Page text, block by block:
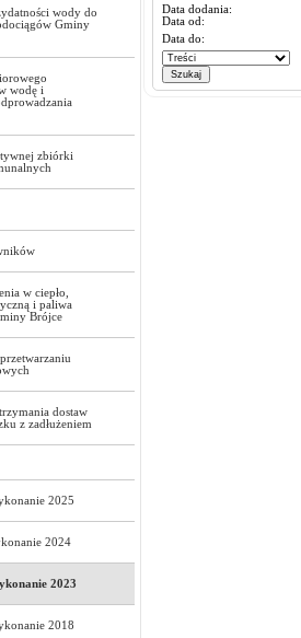
wody do
Gminy
wodę i
zbiórki
w ciepło,
i paliwa
Brójce
dostaw
z zadłużeniem
2025
2024
2023
2018
Data dodania:
Data od:
Data do: